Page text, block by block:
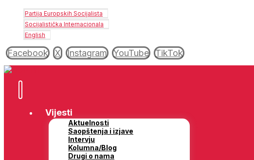
Partija Europskih Socijalista
Socijalistička Internacionala
English
Facebook X Instagram YouTube TikTok
Vijesti
Aktuelnosti
Saopštenja i izjave
Intervju
Kolumna/Blog
Drugi o nama